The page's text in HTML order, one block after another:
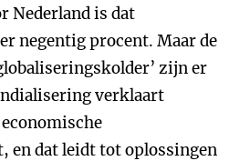
Nederland is dat
negentig procent. Maar de
zijn er
verklaart
en dat leidt tot oplossingen